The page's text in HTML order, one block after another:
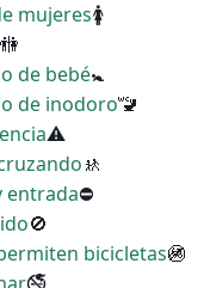
mujeres🚺
🚻
de bebé🚼
de inodoro🚾
⚠
🚸
entrada⛔
🚫
bicicletas🚳